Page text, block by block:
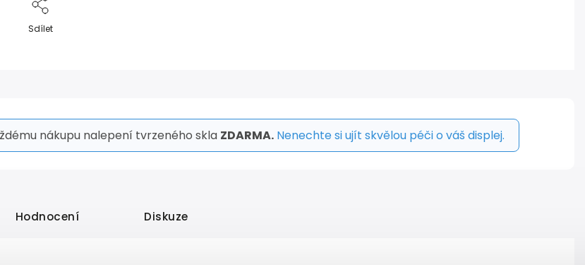
Sdílet
nákupu nalepení tvrzeného skla ZDARMA. Nenechte si ujít skvělou péči o váš displej.
Hodnocení Diskuze